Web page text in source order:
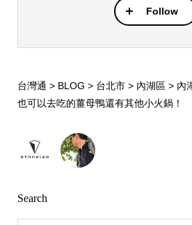
Follow
台灣通 > BLOG > 台北市> 內湖區> 內
也可以去吃的薑母鴨還有其他小火鍋！
Search